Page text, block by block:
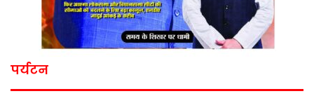
पर्यटन